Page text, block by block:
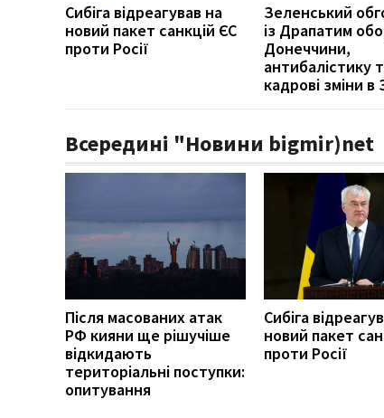
Сибіга відреагував на
новий пакет санкцій ЄС
проти Росії
Зеленський
із Драпатим
Донеччини,
антибалістику
кадрові зміни в
Всередині "Новини bigmir)net
Після масованих атак
РФ кияни ще рішучіше
відкидають
територіальні поступки:
опитування
Сибіга
новий пакет
проти Росії